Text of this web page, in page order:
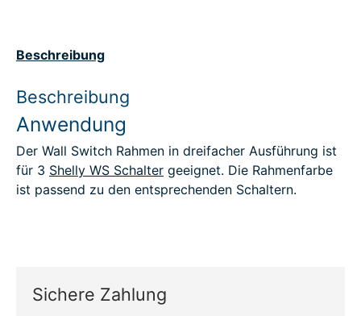
Beschreibung
Beschreibung
Anwendung
Der Wall Switch Rahmen in dreifacher Ausführung ist
für 3 Shelly WS Schalter geeignet. Die Rahmenfarbe
ist passend zu den entsprechenden Schaltern.
Sichere Zahlung